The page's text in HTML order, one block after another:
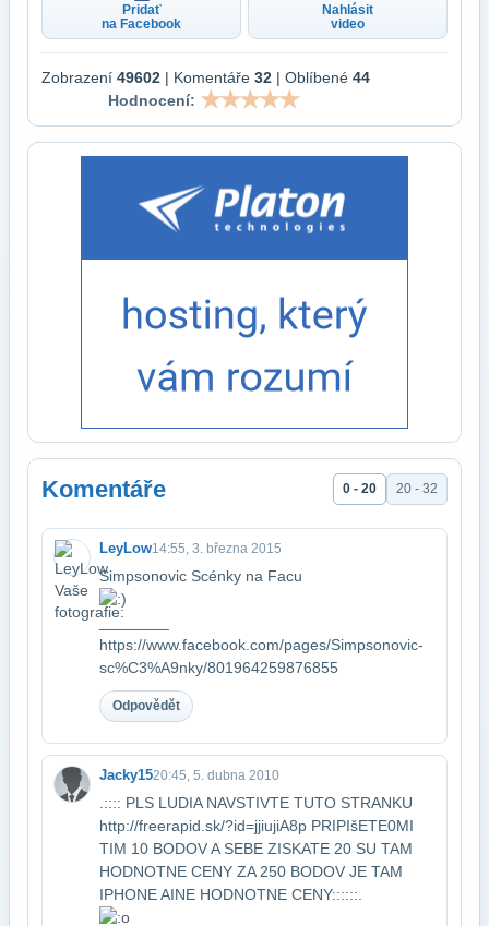
Pridať
na Facebook
Nahlásit
video
Zobrazení 49602 | Komentáře 32 | Oblíbené 44
Hodnocení:
Komentáře 0 - 20 20 - 32
LeyLow14:55, 3. března 2015
Simpsonovic Scénky na Facu
________​
https://www.facebook.com/pages/Simpsonovic-
sc%C3%A9nky/801964259876855
Odpovědět
Jacky1520:45, 5. dubna 2010
.:::: PLS LUDIA NAVSTIVTE TUTO STRANKU
http://freerapid.sk/?id=jjiujiA8p PRIPIšETE0​MI
TIM 10 BODOV A SEBE ZISKATE 20 SU TAM
HODNOTNE CENY ZA 250 BODOV JE TAM
IPHONE A​INE HODNOTNE CENY::::::.